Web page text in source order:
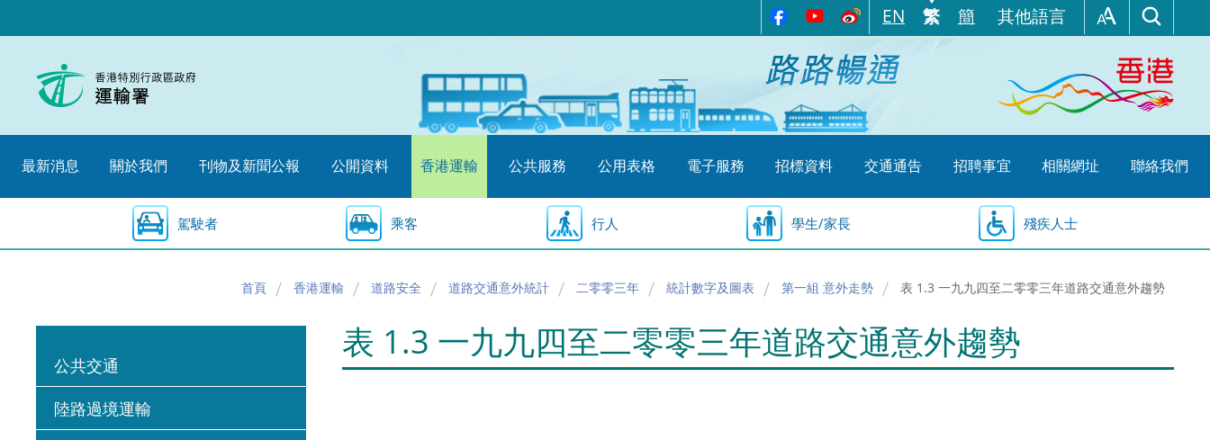
至
始
EN 繁 簡 其他語言
最新消息 關於我們 刊物及新聞公報 公開資料 香港運輸 公共服務 公用表格 電子服務 招標資料 交通通告 招聘事宜 相關網址 聯絡我們
駕駛者 乘客 行人 學生/家長 殘疾人士
首頁 香港運輸 道路安全 道路交通意外統計 二零零三年 統計數字及圖表 第一組 意外走勢 表 1.3 一九九四至二零零三年道路交通意外趨勢
公共交通
陸路過境運輸
表 1.3 一九九四至二零零三年道路交通意外趨勢